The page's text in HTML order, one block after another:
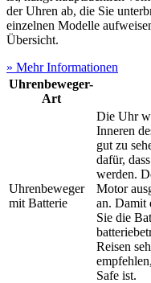
der Uhren ab, die Sie
einzelnen Modelle
Übersicht.
» Mehr Informationen
Uhrenbeweger-
Art
Uhrenbeweger
mit Batterie
Die Uhr
Inneren
gut zu
dafür,
werden.
Motor
an. Damit
Sie die
Reisen
Safe ist.